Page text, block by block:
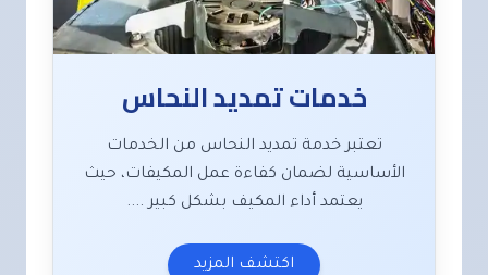
خدمات تمديد النحاس
تعتبر خدمة تمديد النحاس من الخدمات
الأساسية لضمان كفاءة عمل المكيفات، حيث
يعتمد أداء المكيف بشكل كبير ....
اكتشف المزيد